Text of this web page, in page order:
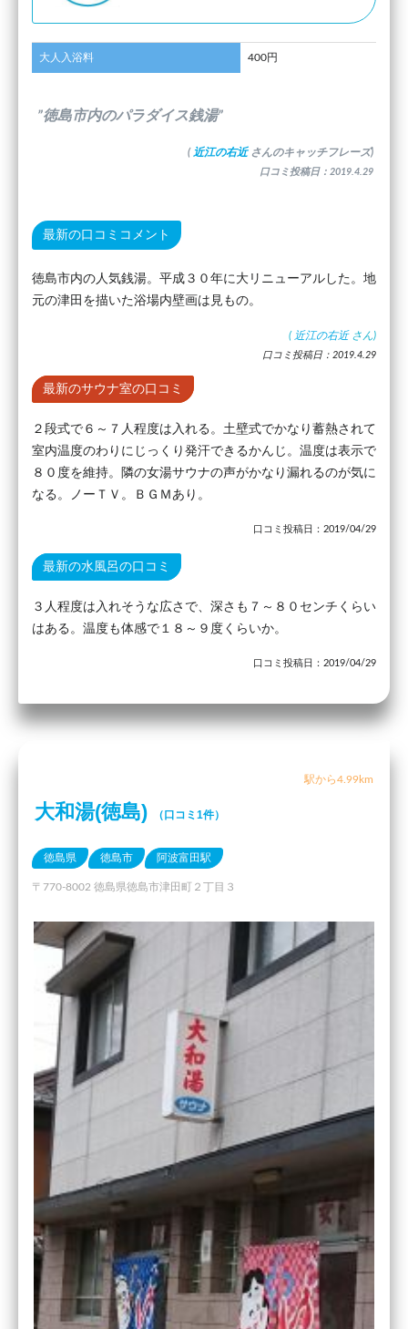
大人入浴料 400円
”徳島市内のパラダイス銭湯”
( 近江の右近 さんのキャッチフレーズ)
口コミ投稿日：2019.4.29
最新の口コミコメント
徳島市内の人気銭湯。平成３０年に大リニューアルした。地
元の津田を描いた浴場内壁画は見もの。
( 近江の右近 さん)
口コミ投稿日：2019.4.29
最新のサウナ室の口コミ
２段式で６～７人程度は入れる。土壁式でかなり蓄熱されて
室内温度のわりにじっくり発汗できるかんじ。温度は表示で
８０度を維持。隣の女湯サウナの声がかなり漏れるのが気に
なる。ノーＴＶ。ＢＧＭあり。
口コミ投稿日：2019/04/29
最新の水風呂の口コミ
３人程度は入れそうな広さで、深さも７～８０センチくらい
はある。温度も体感で１８～９度くらいか。
口コミ投稿日：2019/04/29
駅から4.99km
大和湯(徳島) （口コミ1件）
徳島県 徳島市 阿波富田駅
〒770-8002 徳島県徳島市津田町２丁目３